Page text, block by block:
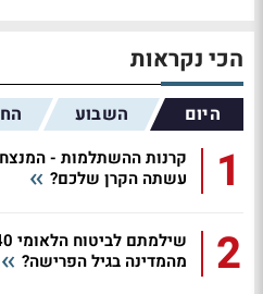
הכי נקראות
היום השבוע
1
קרנות ההשתלמות -
עשתה הקרן שלכם?
2
מהמדינה בגיל הפרישה?